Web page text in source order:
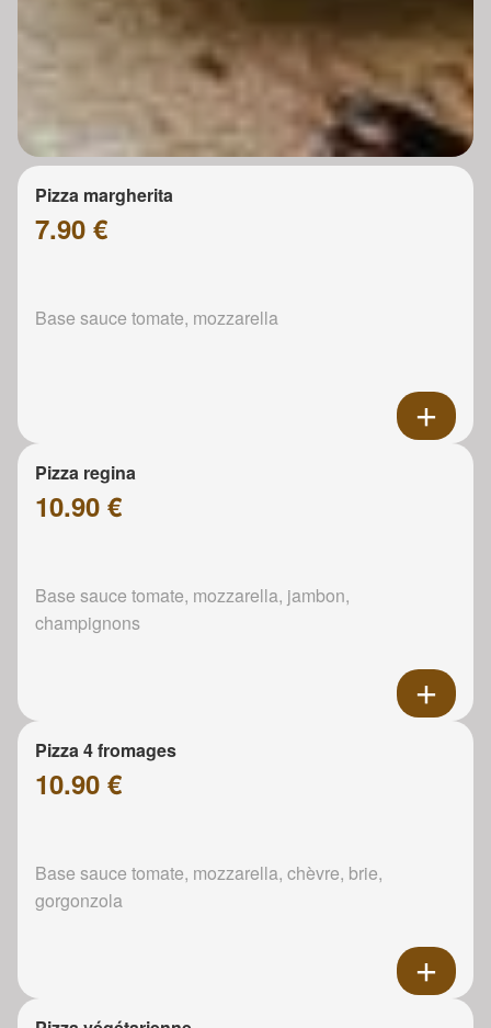
Pizza margherita
7.90 €
Base sauce tomate, mozzarella
Pizza regina
10.90 €
Base sauce tomate, mozzarella, jambon,
champignons
Pizza 4 fromages
10.90 €
Base sauce tomate, mozzarella, chèvre, brie,
gorgonzola